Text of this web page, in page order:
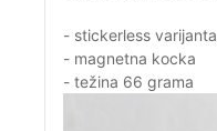
- stickerless varijanta
- magnetna kocka
- težina 66 grama